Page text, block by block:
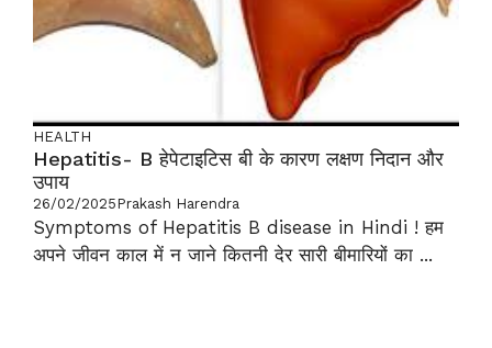
HEALTH
Hepatitis- B हेपेटाइटिस बी के कारण लक्षण निदान और
उपाय
26/02/2025Prakash Harendra
Symptoms of Hepatitis B disease in Hindi ! हम
अपने जीवन काल में न जाने कितनी देर सारी बीमारियों का ...